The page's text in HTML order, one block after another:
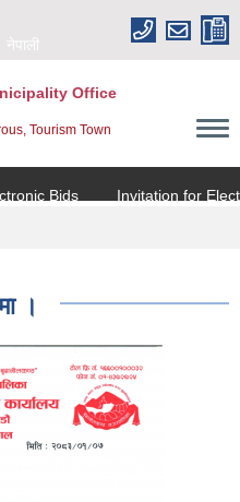
नेपाली
Office
Tourism Town
Bids
Invitation for
।